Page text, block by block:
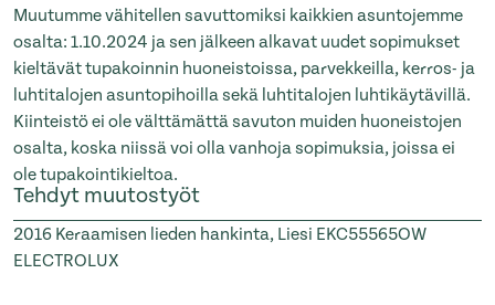
Muutumme vähitellen savuttomiksi kaikkien asuntojemme
osalta: 1.10.2024 ja sen jälkeen alkavat uudet sopimukset
kieltävät tupakoinnin huoneistoissa, parvekkeilla, kerros- ja
luhtitalojen asuntopihoilla sekä luhtitalojen luhtikäytävillä.
Kiinteistö ei ole välttämättä savuton muiden huoneistojen
osalta, koska niissä voi olla vanhoja sopimuksia, joissa ei
ole tupakointikieltoa.
Tehdyt muutostyöt
2016 Keraamisen lieden hankinta, Liesi EKC55565OW
ELECTROLUX